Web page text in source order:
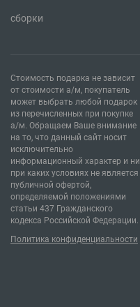
сборки
Стоимость подарка не зависит
от стоимости а/м, покупатель
может выбрать любой подарок
из перечисленных при покупке
а/м. Обращаем Ваше внимание
на то, что данный сайт носит
исключительно
информационный характер и ни
при каких условиях не является
публичной офертой,
определяемой положениями
статьи 437 Гражданского
кодекса Российской Федерации.
Политика конфиденциальности